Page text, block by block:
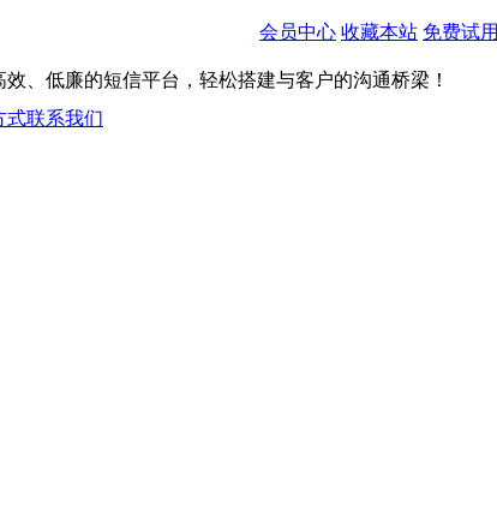
会员中心 收藏本站 免费试用
、低廉的短信平台，轻松搭建与客户的沟通桥梁！
式联系我们